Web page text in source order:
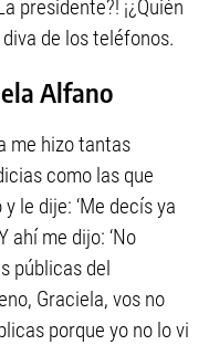
presidente?! ¡¿Quién
de los teléfonos.
Alfano
me hizo tantas
como las que
le dije: ‘Me decís ya
ahí me dijo: ‘No
públicas del
Graciela, vos no
porque yo no lo vi